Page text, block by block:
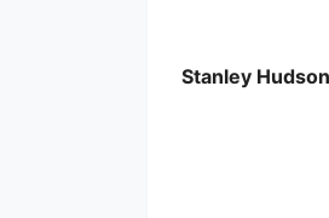
Stanley